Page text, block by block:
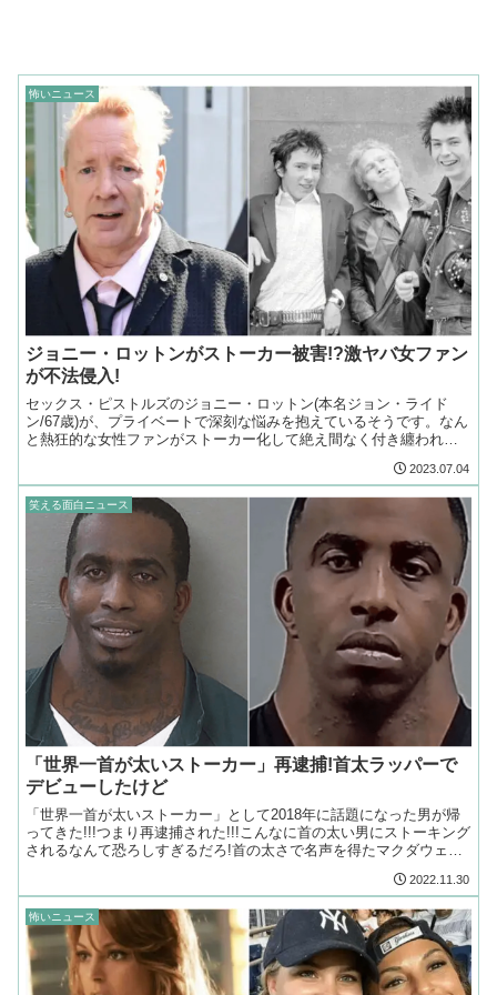
怖いニュース
ジョニー・ロットンがストーカー被害!?激ヤバ女ファン
が不法侵入!
セックス・ピストルズのジョニー・ロットン(本名ジョン・ライド
ン/67歳)が、プライベートで深刻な悩みを抱えているそうです。なん
と熱狂的な女性ファンがストーカー化して絶え間なく付き纏われた
2023.07.04
笑える面白ニュース
「世界一首が太いストーカー」再逮捕!首太ラッパーで
デビューしたけど
「世界一首が太いストーカー」として2018年に話題になった男が帰
ってきた!!!つまり再逮捕された!!!こんなに首の太い男にストーキング
されるなんて恐ろしすぎるだろ!首の太さで名声を得たマクダウェル
2022.11.30
怖いニュース